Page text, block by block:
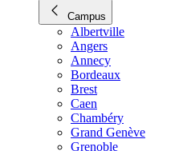
Campus
Albertville
Angers
Annecy
Bordeaux
Brest
Caen
Chambéry
Grand Genève
Grenoble